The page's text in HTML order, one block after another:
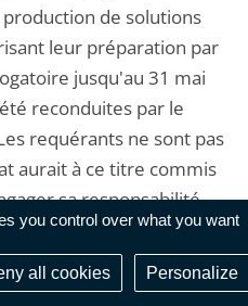
you control over what you want
all cookies Personalize
de solutions
leur préparation par
jusqu'au 31 mai
reconduites par le
requérants ne sont pas
aurait à ce titre commis
sa responsabilité.
dépistage :